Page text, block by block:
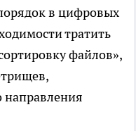
в цифровых
тратить
файлов»,
направления